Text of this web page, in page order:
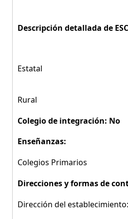
Descripción detallada de
Estatal
Rural
Colegio de integración: No
Enseñanzas:
Colegios Primarios
Direcciones y formas de
Dirección del establecimiento: